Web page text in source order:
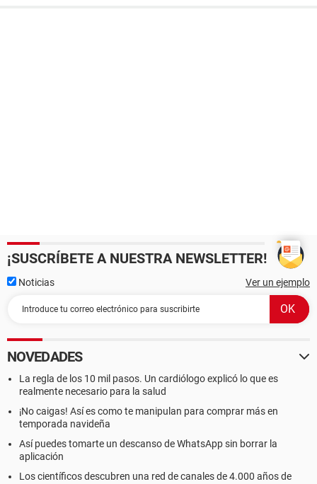
¡SUSCRÍBETE A NUESTRA NEWSLETTER!
Noticias Ver un ejemplo
NOVEDADES
La regla de los 10 mil pasos. Un cardiólogo explicó lo que es
realmente necesario para la salud
¡No caigas! Así es como te manipulan para comprar más en
temporada navideña
Así puedes tomarte un descanso de WhatsApp sin borrar la
aplicación
Los científicos descubren una red de canales de 4.000 años de